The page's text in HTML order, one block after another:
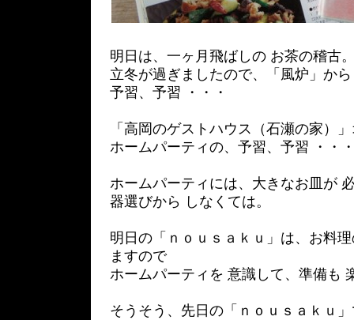
明日は、一ヶ月飛ばしの お茶の稽古
立冬が過ぎましたので、「風炉」か
予習、予習 ・・・
「高岡のゲストハウス（石瀬の家）
ホームパーティの、予習、予習 ・・
ホームパーティには、大きなお皿が
器選びから しなくては。
明日の「ｎｏｕｓａｋｕ」は、お料
ますので
ホームパーティを 意識して、準備も
そうそう、先日の「ｎｏｕｓａｋｕ